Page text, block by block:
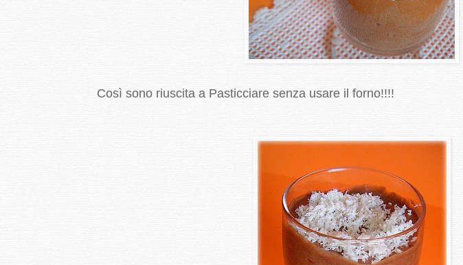
Così sono riuscita a Pasticciare senza usare il forno!!!!